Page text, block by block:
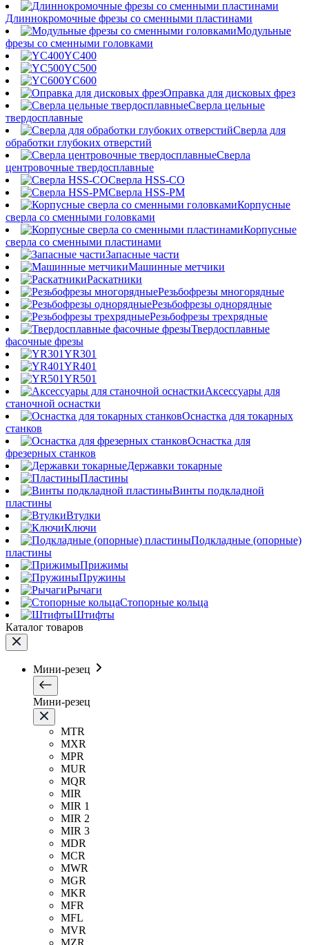
Длиннокромочные фрезы со сменными пластинами
Модульные
фрезы со сменными головками
YC400
YC500
YC600
Оправка для дисковых фрез
Сверла цельные
твердосплавные
Сверла для
обработки глубоких отверстий
Сверла
центровочные твердосплавные
Сверла HSS-CO
Сверла HSS-PM
Корпусные
сверла со сменными головками
Корпусные
сверла со сменными пластинами
Запасные части
Машинные метчики
Раскатники
Резьбофрезы многорядные
Резьбофрезы однорядные
Резьбофрезы трехрядные
Твердосплавные
фасочные фрезы
YR301
YR401
YR501
Аксессуары для
станочной оснастки
Оснастка для токарных
станков
Оснастка для
фрезерных станков
Державки токарные
Пластины
Винты подкладной
пластины
Втулки
Ключи
Подкладные (опорные)
пластины
Прижимы
Пружины
Рычаги
Стопорные кольца
Штифты
Каталог товаров
Мини-резец
Мини-резец
MTR
MXR
MPR
MUR
MQR
MIR
MIR 1
MIR 2
MIR 3
MDR
MCR
MWR
MGR
MKR
MFR
MFL
MVR
MZR